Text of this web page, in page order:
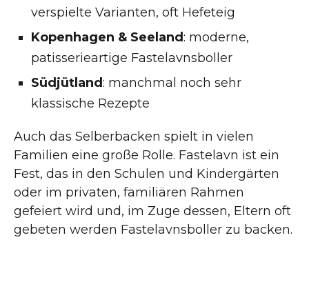
verspielte Varianten, oft Hefeteig
Kopenhagen & Seeland: moderne,
patisserieartige Fastelavnsboller
Südjütland: manchmal noch sehr
klassische Rezepte
Auch das Selberbacken spielt in vielen
Familien eine große Rolle. Fastelavn ist ein
Fest, das in den Schulen und Kindergärten
oder im privaten, familiären Rahmen
gefeiert wird und, im Zuge dessen, Eltern oft
gebeten werden Fastelavnsboller zu backen.